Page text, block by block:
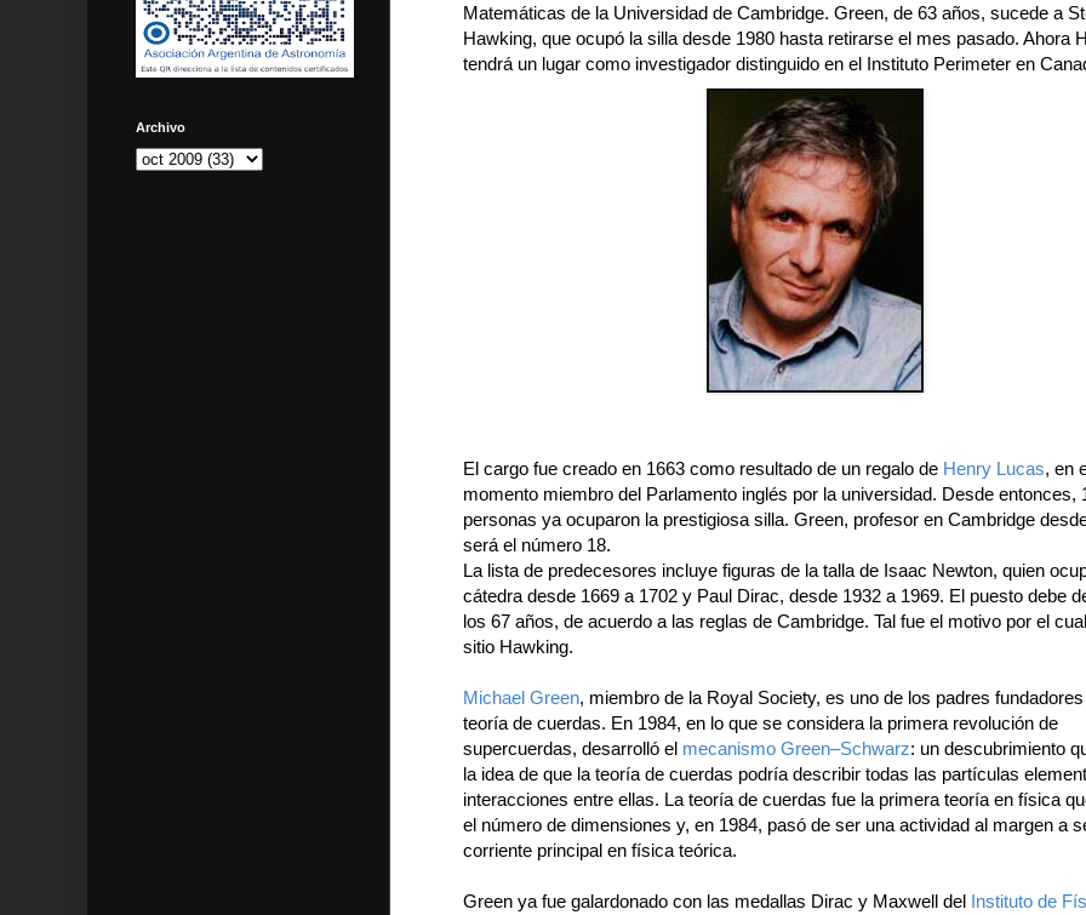
Matemáticas de la Universidad de Cambridge. Green, de 63 años, sucede a
Hawking, que ocupó la silla desde 1980 hasta retirarse el mes pasado. Ahora
tendrá un lugar como investigador distinguido en el Instituto Perimeter en
El cargo fue creado en 1663 como resultado de un regalo de Henry Lucas, en
momento miembro del Parlamento inglés por la universidad. Desde entonces,
personas ya ocuparon la prestigiosa silla. Green, profesor en Cambridge
será el número 18.
La lista de predecesores incluye figuras de la talla de Isaac Newton, quien
cátedra desde 1669 a 1702 y Paul Dirac, desde 1932 a 1969. El puesto debe
los 67 años, de acuerdo a las reglas de Cambridge. Tal fue el motivo por el
sitio Hawking.
Michael Green, miembro de la Royal Society, es uno de los padres
teoría de cuerdas. En 1984, en lo que se considera la primera revolución de
supercuerdas, desarrolló el mecanismo Green–Schwarz: un descubrimiento
la idea de que la teoría de cuerdas podría describir todas las partículas
interacciones entre ellas. La teoría de cuerdas fue la primera teoría en física
el número de dimensiones y, en 1984, pasó de ser una actividad al margen a
corriente principal en física teórica.
Green ya fue galardonado con las medallas Dirac y Maxwell del Instituto de
Archivo